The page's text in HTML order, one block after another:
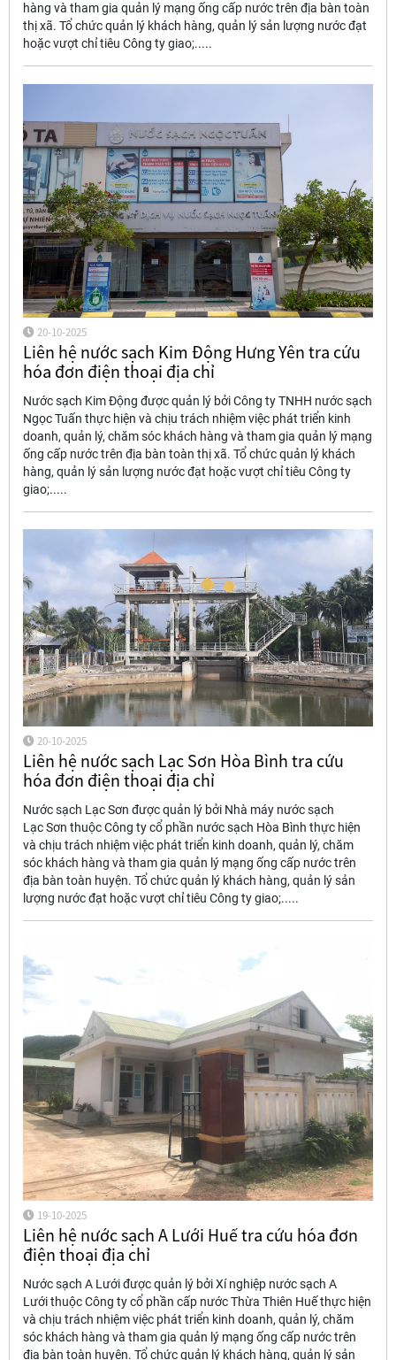
hàng và tham gia quản lý mạng ống cấp nước trên địa bàn toàn
thị xã. Tổ chức quản lý khách hàng, quản lý sản lượng nước đạt
hoặc vượt chỉ tiêu Công ty giao;.....
20-10-2025
Liên hệ nước sạch Kim Động Hưng Yên tra cứu
hóa đơn điện thoại địa chỉ
Nước sạch Kim Động được quản lý bởi Công ty TNHH nước sạch
Ngọc Tuấn thực hiện và chịu trách nhiệm việc phát triển kinh
doanh, quản lý, chăm sóc khách hàng và tham gia quản lý mạng
ống cấp nước trên địa bàn toàn thị xã. Tổ chức quản lý khách
hàng, quản lý sản lượng nước đạt hoặc vượt chỉ tiêu Công ty
giao;.....
20-10-2025
Liên hệ nước sạch Lạc Sơn Hòa Bình tra cứu
hóa đơn điện thoại địa chỉ
Nước sạch Lạc Sơn được quản lý bởi Nhà máy nước sạch
Lạc Sơn thuộc Công ty cổ phần nước sạch Hòa Bình thực hiện
và chịu trách nhiệm việc phát triển kinh doanh, quản lý, chăm
sóc khách hàng và tham gia quản lý mạng ống cấp nước trên
địa bàn toàn huyện. Tổ chức quản lý khách hàng, quản lý sản
lượng nước đạt hoặc vượt chỉ tiêu Công ty giao;.....
19-10-2025
Liên hệ nước sạch A Lưới Huế tra cứu hóa đơn
điện thoại địa chỉ
Nước sạch A Lưới được quản lý bởi Xí nghiệp nước sạch A
Lưới thuộc Công ty cổ phần cấp nước Thừa Thiên Huế thực hiện
và chịu trách nhiệm việc phát triển kinh doanh, quản lý, chăm
sóc khách hàng và tham gia quản lý mạng ống cấp nước trên
địa bàn toàn huyện. Tổ chức quản lý khách hàng, quản lý sản